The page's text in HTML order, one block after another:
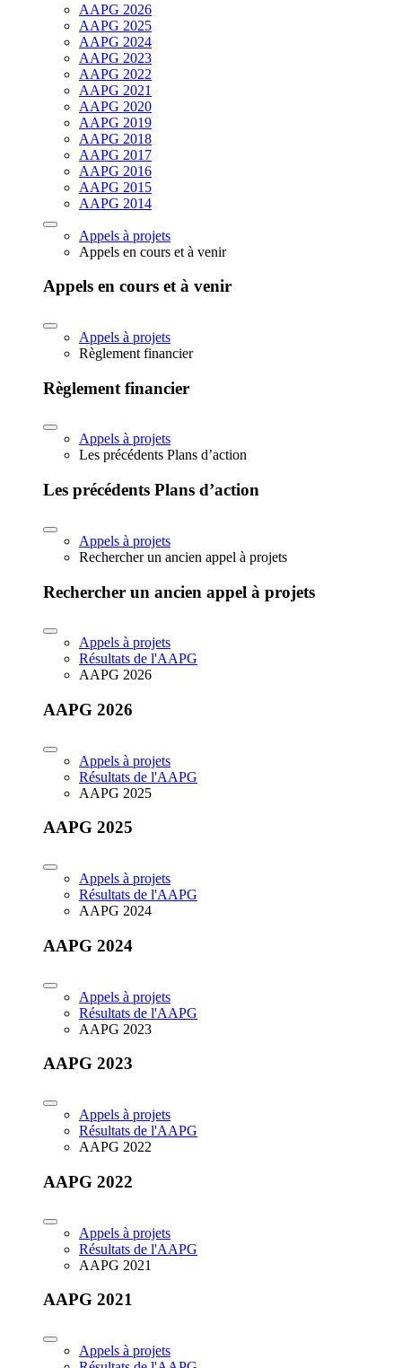
AAPG 2026
AAPG 2025
AAPG 2024
AAPG 2023
AAPG 2022
AAPG 2021
AAPG 2020
AAPG 2019
AAPG 2018
AAPG 2017
AAPG 2016
AAPG 2015
AAPG 2014
Appels à projets
Appels en cours et à venir
Appels en cours et à venir
Appels à projets
Règlement financier
Règlement financier
Appels à projets
Les précédents Plans d’action
Les précédents Plans d’action
Appels à projets
Rechercher un ancien appel à projets
Rechercher un ancien appel à projets
Appels à projets
Résultats de l'AAPG
AAPG 2026
AAPG 2026
Appels à projets
Résultats de l'AAPG
AAPG 2025
AAPG 2025
Appels à projets
Résultats de l'AAPG
AAPG 2024
AAPG 2024
Appels à projets
Résultats de l'AAPG
AAPG 2023
AAPG 2023
Appels à projets
Résultats de l'AAPG
AAPG 2022
AAPG 2022
Appels à projets
Résultats de l'AAPG
AAPG 2021
AAPG 2021
Appels à projets